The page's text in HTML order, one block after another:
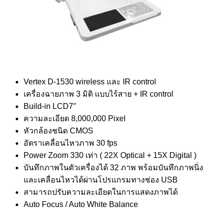
Vertex D-1530 wireless และ IR control
เครื่องฉายภาพ 3 มิติ แบบไร้สาย + IR control
Build-in LCD7″
ความละเอียด 8,000,000 Pixel
หัวกล้องชนิด CMOS
อัตราเคลื่อนไหวภาพ 30 fps
Power Zoom 330 เท่า ( 22X Optical + 15X Digital )
บันทึกภาพในตัวเครื่องได้ 32 ภาพ พร้อมบันทึกภาพนิ่ง
และเคลื่อนไหวได้ผ่านโปรแกรมทางช่อง USB
สามารถปรับความละเอียดในการแสดงภาพได้
Auto Focus / Auto White Balance